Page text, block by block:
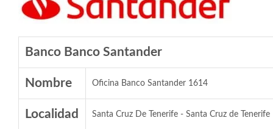
Banco Banco Santander
Nombre Oficina Banco Santander 1614
Localidad Santa Cruz De Tenerife - Santa Cruz de Tenerife